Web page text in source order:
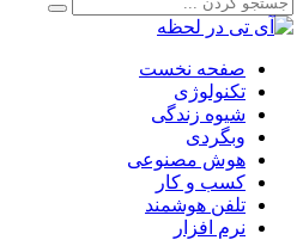
صفحه نخست
تکنولوژی
شیوه زندگی
وبگردی
هوش مصنوعی
کسب و کار
تلفن هوشمند
نرم افزار